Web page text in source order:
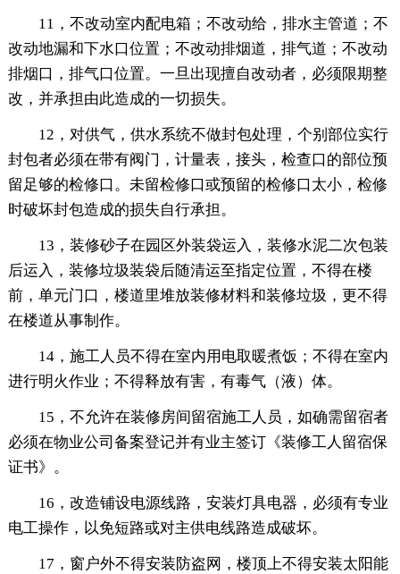
11，不改动室内配电箱；不改动给，排水主管道；不
改动地漏和下水口位置；不改动排烟道，排气道；不改动
排烟口，排气口位置。一旦出现擅自改动者，必须限期整
改，并承担由此造成的一切损失。
12，对供气，供水系统不做封包处理，个别部位实行
封包者必须在带有阀门，计量表，接头，检查口的部位预
留足够的检修口。未留检修口或预留的检修口太小，检修
时破坏封包造成的损失自行承担。
13，装修砂子在园区外装袋运入，装修水泥二次包装
后运入，装修垃圾装袋后随清运至指定位置，不得在楼
前，单元门口，楼道里堆放装修材料和装修垃圾，更不得
在楼道从事制作。
14，施工人员不得在室内用电取暖煮饭；不得在室内
进行明火作业；不得释放有害，有毒气（液）体。
15，不允许在装修房间留宿施工人员，如确需留宿者
必须在物业公司备案登记并有业主签订《装修工人留宿保
证书》。
16，改造铺设电源线路，安装灯具电器，必须有专业
电工操作，以免短路或对主供电线路造成破坏。
17，窗户外不得安装防盗网，楼顶上不得安装太阳能